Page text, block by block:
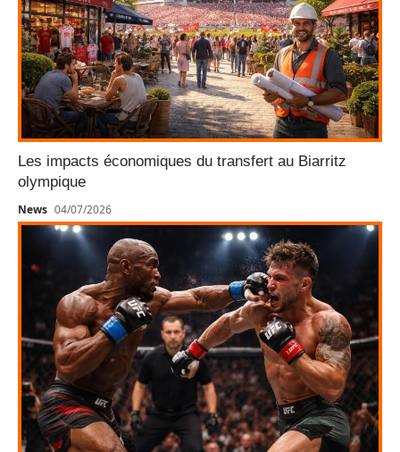
Les impacts économiques du transfert au Biarritz
olympique
News 04/07/2026